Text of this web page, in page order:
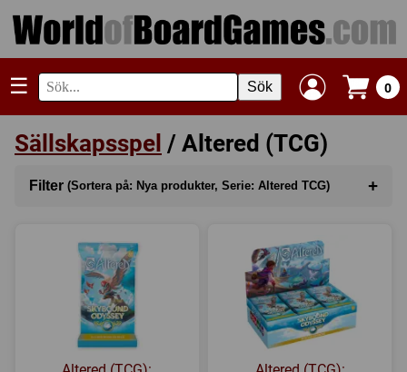
☰ Sök 0
Sällskapsspel / Altered (TCG)
Filter (Sortera på: Nya produkter, Serie: Altered TCG) +
Kategori
(Altered (TCG))
Tillverkare